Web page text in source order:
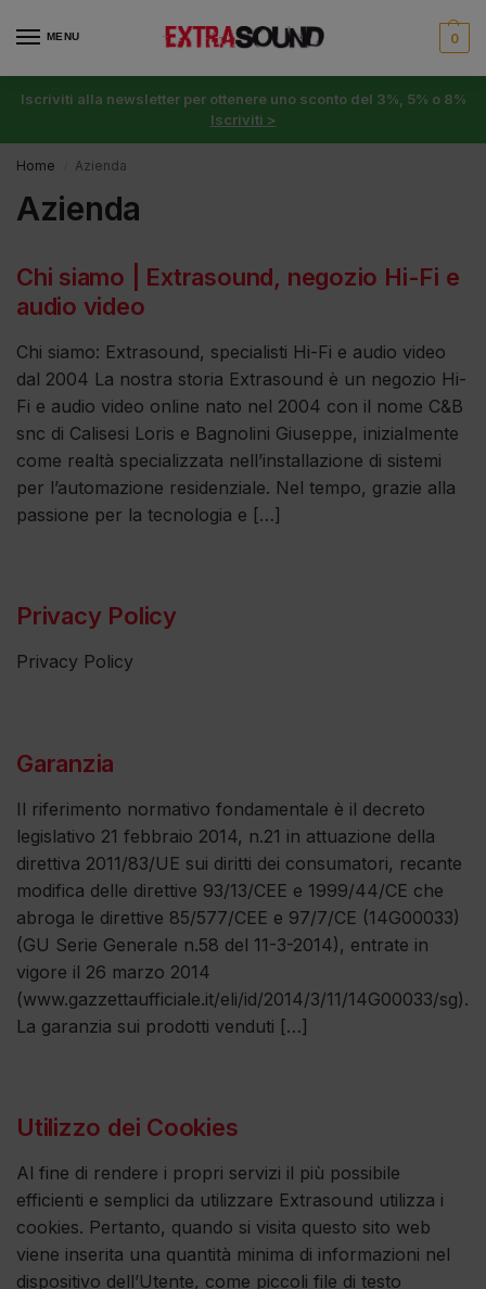
MENU 0
Iscriviti alla newsletter per ottenere uno sconto del 3%, 5% o 8%
Iscriviti >
Home Azienda
Azienda
Chi siamo | Extrasound, negozio Hi-Fi e
audio video
Chi siamo: Extrasound, specialisti Hi-Fi e audio video
dal 2004 La nostra storia Extrasound è un negozio Hi-
Fi e audio video online nato nel 2004 con il nome C&B
snc di Calisesi Loris e Bagnolini Giuseppe, inizialmente
come realtà specializzata nell’installazione di sistemi
per l’automazione residenziale. Nel tempo, grazie alla
passione per la tecnologia e […]
Privacy Policy
Privacy Policy
Garanzia
Il riferimento normativo fondamentale è il decreto
legislativo 21 febbraio 2014, n.21 in attuazione della
direttiva 2011/83/UE sui diritti dei consumatori, recante
modifica delle direttive 93/13/CEE e 1999/44/CE che
abroga le direttive 85/577/CEE e 97/7/CE (14G00033)
(GU Serie Generale n.58 del 11-3-2014), entrate in
vigore il 26 marzo 2014
(www.gazzettaufficiale.it/eli/id/2014/3/11/14G00033/sg).
La garanzia sui prodotti venduti […]
Utilizzo dei Cookies
Al fine di rendere i propri servizi il più possibile
efficienti e semplici da utilizzare Extrasound utilizza i
cookies. Pertanto, quando si visita questo sito web
viene inserita una quantità minima di informazioni nel
dispositivo dell’Utente, come piccoli file di testo